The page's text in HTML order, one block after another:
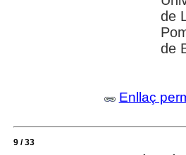
de
de
Enllaç
9 / 33